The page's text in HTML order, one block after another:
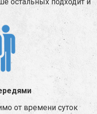
от времени суток